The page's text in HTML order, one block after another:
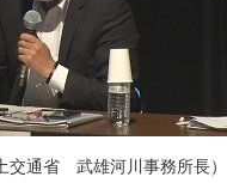
通省 武雄河川事務所長）